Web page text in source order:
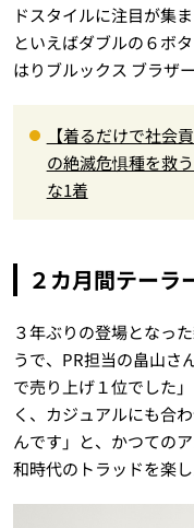
ドスタイルに注目が集
といえばダブルの６ボ
はりブルックス ブラザ
【着るだけで社会
の絶滅危惧種を救
な1着
２カ月間テーラ
３年ぶりの登場となっ
うで、PR担当の畠山さ
で売り上げ１位でした
く、カジュアルにも合
んです」と、かつての
和時代のトラッドを楽し